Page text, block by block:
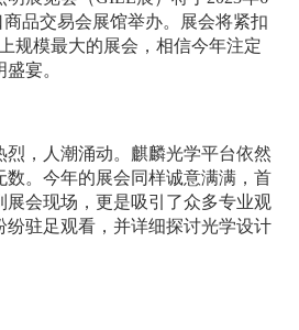
商品交易会展馆举办。展会将紧扣
规模最大的展会，相信今年注定
宴。
烈，人潮涌动。麒麟光学平台依然
数。今年的展会同样诚意满满，首
展会现场，更是吸引了众多专业观
纷驻足观看，并详细探讨光学设计